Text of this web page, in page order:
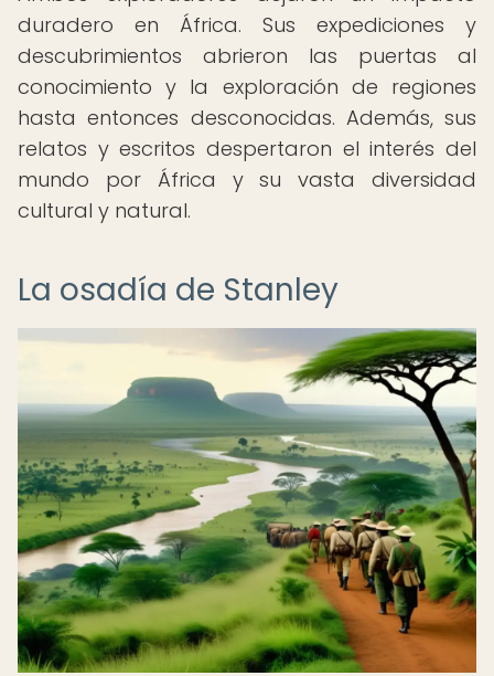
duradero en África. Sus expediciones y
descubrimientos abrieron las puertas al
conocimiento y la exploración de regiones
hasta entonces desconocidas. Además, sus
relatos y escritos despertaron el interés del
mundo por África y su vasta diversidad
cultural y natural.
La osadía de Stanley